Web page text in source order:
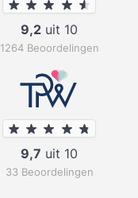
9,2 uit 10
1264 Beoordelingen
9,7 uit 10
33 Beoordelingen